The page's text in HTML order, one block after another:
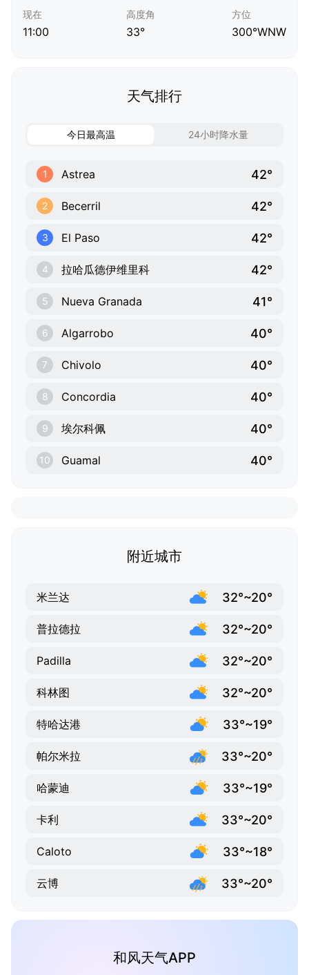
现在
11:00
高度角
33°
方位
300°WNW
天气排行
今日最高温 24小时降水量
1 Astrea 42°
2 Becerril 42°
3 El Paso 42°
4 拉哈瓜德伊维里科 42°
5 Nueva Granada 41°
6 Algarrobo 40°
7 Chivolo 40°
8 Concordia 40°
9 埃尔科佩 40°
10 Guamal 40°
附近城市
米兰达 32°~20°
普拉德拉 32°~20°
Padilla 32°~20°
科林图 32°~20°
特哈达港 33°~19°
帕尔米拉 33°~20°
哈蒙迪 33°~19°
卡利 33°~20°
Caloto 33°~18°
云博 33°~20°
和风天气APP